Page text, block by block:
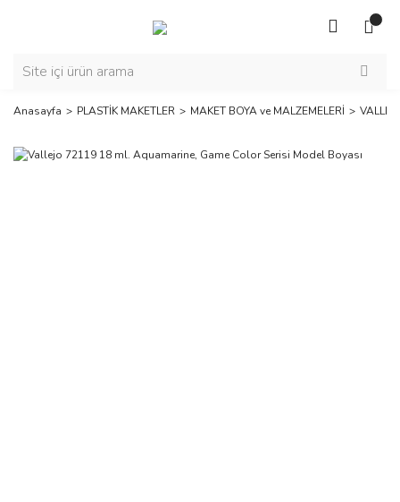
Anasayfa PLASTİK MAKETLER MAKET BOYA ve MALZEMELERİ